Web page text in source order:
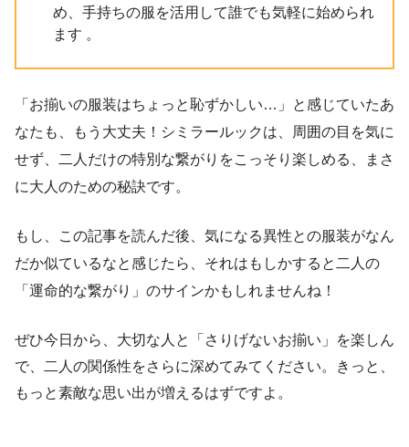
め、手持ちの服を活用して誰でも気軽に始められ
ます 。
「お揃いの服装はちょっと恥ずかしい…」と感じていたあ
なたも、もう大丈夫！シミラールックは、周囲の目を気に
せず、二人だけの特別な繋がりをこっそり楽しめる、まさ
に大人のための秘訣です。
もし、この記事を読んだ後、気になる異性との服装がなん
だか似ているなと感じたら、それはもしかすると二人の
「運命的な繋がり」のサインかもしれませんね！
ぜひ今日から、大切な人と「さりげないお揃い」を楽しん
で、二人の関係性をさらに深めてみてください。きっと、
もっと素敵な思い出が増えるはずですよ。